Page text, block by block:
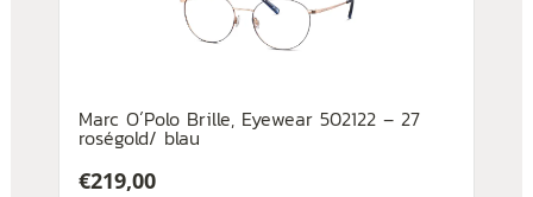
Marc O´Polo Brille, Eyewear 502122 – 27
roségold/ blau
€219,00